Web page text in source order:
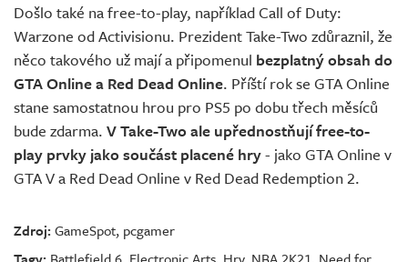
Došlo také na free-to-play, například Call of Duty:
Warzone od Activisionu. Prezident Take-Two zdůraznil, že
něco takového už mají a připomenul bezplatný obsah do
GTA Online a Red Dead Online. Příští rok se GTA Online
stane samostatnou hrou pro PS5 po dobu třech měsíců
bude zdarma. V Take-Two ale upřednostňují free-to-
play prvky jako součást placené hry- jako GTA Online v
GTA V a Red Dead Online v Red Dead Redemption 2.
Zdroj:GameSpot, pcgamer